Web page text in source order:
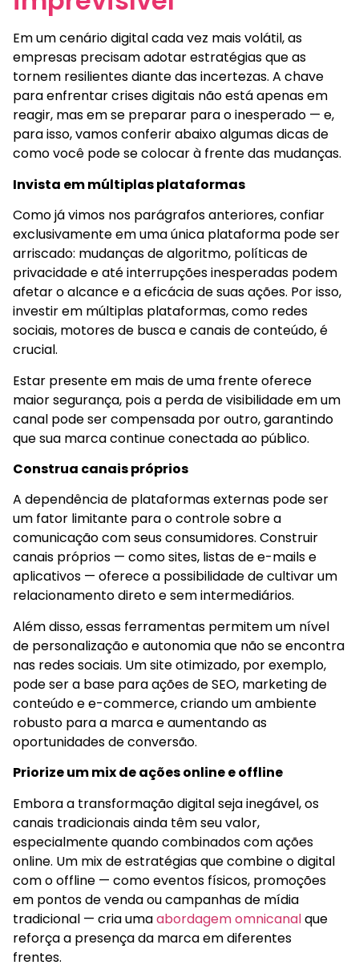
Em um cenário digital cada vez mais volátil, as
empresas precisam adotar estratégias que as
tornem resilientes diante das incertezas. A chave
para enfrentar crises digitais não está apenas em
reagir, mas em se preparar para o inesperado — e,
para isso, vamos conferir abaixo algumas dicas de
como você pode se colocar à frente das mudanças.
Invista em múltiplas plataformas
Como já vimos nos parágrafos anteriores, confiar
exclusivamente em uma única plataforma pode ser
arriscado: mudanças de algoritmo, políticas de
privacidade e até interrupções inesperadas podem
afetar o alcance e a eficácia de suas ações. Por isso,
investir em múltiplas plataformas, como redes
sociais, motores de busca e canais de conteúdo, é
crucial.
Estar presente em mais de uma frente oferece
maior segurança, pois a perda de visibilidade em um
canal pode ser compensada por outro, garantindo
que sua marca continue conectada ao público.
Construa canais próprios
A dependência de plataformas externas pode ser
um fator limitante para o controle sobre a
comunicação com seus consumidores. Construir
canais próprios — como sites, listas de e-mails e
aplicativos — oferece a possibilidade de cultivar um
relacionamento direto e sem intermediários.
Além disso, essas ferramentas permitem um nível
de personalização e autonomia que não se encontra
nas redes sociais. Um site otimizado, por exemplo,
pode ser a base para ações de SEO, marketing de
conteúdo e e-commerce, criando um ambiente
robusto para a marca e aumentando as
oportunidades de conversão.
Priorize um mix de ações online e offline
Embora a transformação digital seja inegável, os
canais tradicionais ainda têm seu valor,
especialmente quando combinados com ações
online. Um mix de estratégias que combine o digital
com o offline — como eventos físicos, promoções
em pontos de venda ou campanhas de mídia
tradicional — cria umaabordagem omnicanalque
reforça a presença da marca em diferentes
frentes.